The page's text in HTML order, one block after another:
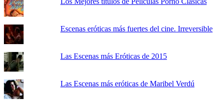
Escenas eróticas más fuertes del cine. Irreversible
Las Escenas más Eróticas de 2015
Las Escenas más eróticas de Maribel Verdú